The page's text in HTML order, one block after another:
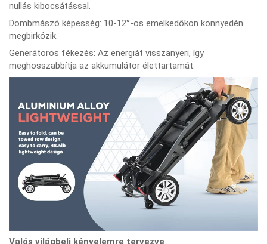
nullás kibocsátással.
Dombmászó képesség: 10-12°-os emelkedőkön könnyedén
megbirkózik.
Generátoros fékezés: Az energiát visszanyeri, így
meghosszabbítja az akkumulátor élettartamát.